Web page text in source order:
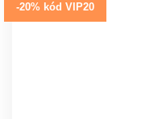
-20% kód VIP20